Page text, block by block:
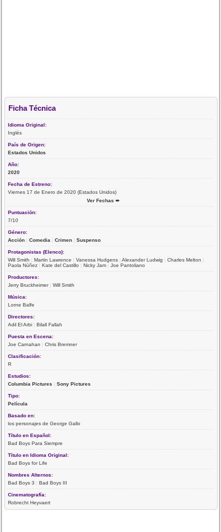
Ficha Técnica
Idioma Original:
Inglés
País de Origen:
Estados Unidos
Año:
2020
Fecha de Estreno:
Viernes 17 de Enero de 2020 (Estados Unidos)
Ver Fechas ➨
Puntuación:
7/10
Género:
Acción |Comedia |Crimen |Suspenso
Protagonistas (Elenco):
Will Smith |Martin Lawrence |Vanessa Hudgens |Alexander Ludwig |Charles Melton |
Paola Núñez |Kate del Castillo |Nicky Jam |Joe Pantoliano
Productores:
Jerry Bruckheimer|Will Smith
Música:
Lorne Balfe
Directores:
Adil El Arbi |Bilall Fallah
Puesta en Escena:
Joe Carnahan |Chris Bremner
Clasificación:
R
Estudios:
Columbia Pictures |Sony Pictures
Tipo:
Película
Basado en:
los personajes de George Gallo
Título en Español:
Bad Boys Para Siempre
Título en Idioma Original:
Bad Boys for Life
Nombres Alternos:
Bad Boys 3 |Bad Boys III
Cinematografía:
Robrecht Heyvaert